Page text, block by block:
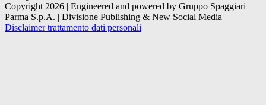
Copyright 2026 | Engineered and powered by Gruppo Spaggiari
Parma S.p.A. | Divisione Publishing & New Social Media
Disclaimer trattamento dati personali